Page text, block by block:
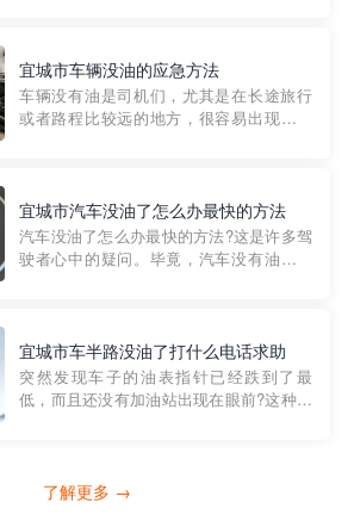
紧急情况下，我们需要一种高效可靠的救
援方式。而这时，地库救援专...
宜城市车辆没油的应急方法
车辆没有油是司机们，尤其是在长途旅行
或者路程比较远的地方，很容易出现这种
的送油师傅，解决没油的紧急情况。 首
先，让我们来了解一下穿...
宜城市汽车没油了怎么办最快的方法
汽车没油了怎么办最快的方法?这是许多驾
驶者心中的疑问。毕竟，汽车没有油就无
越者小程序是一款专门解决汽车没油问题
的在线服务平台。通过...
宜城市车半路没油了打什么电话求助
突然发现车子的油表指针已经跌到了最
低，而且还没有加油站出现在眼前?这种情
打4006363122请求送油人员来帮助你。
了解更多 →